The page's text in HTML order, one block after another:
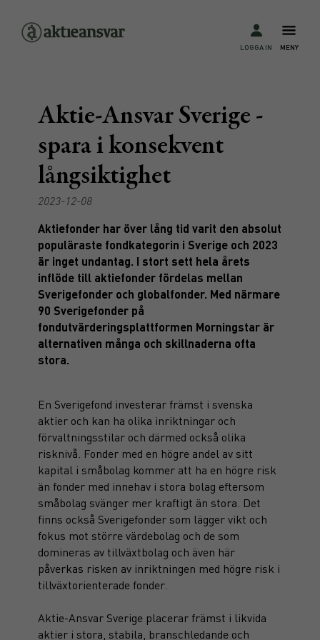
MENY
LOGGA IN
Aktie-Ansvar Sverige -
spara i konsekvent
långsiktighet
2023-12-08
Aktiefonder har över lång tid varit den absolut
populäraste fondkategorin i Sverige och 2023
är inget undantag. I stort sett hela årets
inflöde till aktiefonder fördelas mellan
Sverigefonder och globalfonder. Med närmare
90 Sverigefonder på
fondutvärderingsplattformen Morningstar är
alternativen många och skillnaderna ofta
stora.
En Sverigefond investerar främst i svenska
aktier och kan ha olika inriktningar och
förvaltningsstilar och därmed också olika
risknivå. Fonder med en högre andel av sitt
kapital i småbolag kommer att ha en högre risk
än fonder med innehav i stora bolag eftersom
småbolag svänger mer kraftigt än stora. Det
finns också Sverigefonder som lägger vikt och
fokus mot större värdebolag och de som
domineras av tillväxtbolag och även här
påverkas risken av inriktningen med högre risk i
tillväxtorienterade fonder.
Aktie-Ansvar Sverige placerar främst i likvida
aktier i stora, stabila, branschledande och